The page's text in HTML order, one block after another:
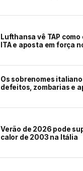
Lufthansa vê TAP
ITA e aposta em força
Os sobrenomes
defeitos, zombarias e
Verão de 2026 pode
calor de 2003 na Itália